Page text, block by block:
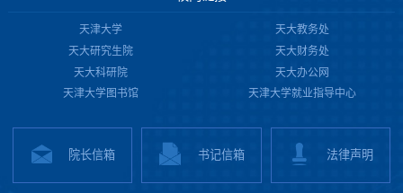
天津大学
天大教务处
天大研究生院
天大财务处
天大科研院
天大办公网
天津大学图书馆
天津大学就业指导中心
院长信箱 书记信箱 法律声明